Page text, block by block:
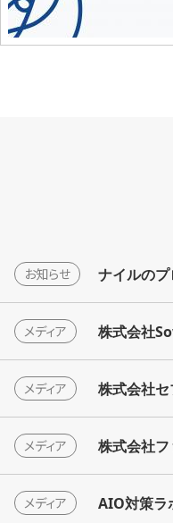
お知らせ ナイルの
メディア 株式会社
メディア 株式会社
メディア 株式会社
メディア AIO対策ラ